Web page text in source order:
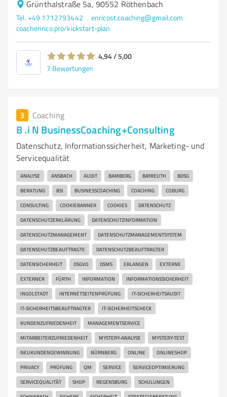
Grünthalstraße 5a, 90552 Röthenbach
Tel. +49 1712793442
enricost.coaching@gmail.com
coachenrico.pro/kickstart-plan
4,94 / 5,00
7 Bewertungen
3 Coaching
B .i N BusinessCoaching+Consulting
Datenschutz, Informationssicherheit, Marketing- und
Servicequalität
ANALYSE ANSBACH AUDIT BAMBERG BAYREUTH BDSG
BERATUNG BSI BUSINESSCOACHING COACHING COBURG
CONSULTING COOKIEBANNER COOKIES DATENSCHUTZ
DATENSCHUTZERKLÄRUNG DATENSCHUTZINFORMATION
DATENSCHUTZMANAGEMENT DATENSCHUTZMANAGEMENTSYSTEM
DATENSCHUTZBEAUFTRAGTE DATENSCHUTZBEAUFTRAGTER
DATENSICHERHEIT DSGVO DSMS ERLANGEN EXTERNE
EXTERNER FÜRTH INFORMATION INFORMATIONSSICHERHEIT
INGOLSTADT INTERNETSEITENPRÜFUNG IT-SICHERHEITSAUDIT
IT-SICHERHEITSBEAUFTRAGTER IT-SICHERHEITSCHECK
KUNDENZUFRIEDENHEIT MANAGEMENTSERVICE
MITARBEITERZUFRIEDENHEIT MYSTERY-ANALYSE MYSTERY-TEST
NEUKUNDENGEWINNUNG NÜRNBERG ONLINE ONLINESHOP
PRIVACY PRÜFUNG QM SERVICE SERVICEOPTIMIERUNG
SERVICEQUALITÄT SHOP REGENSBURG SCHULUNGEN